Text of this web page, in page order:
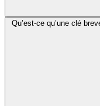
Qu’est-ce qu’une clé